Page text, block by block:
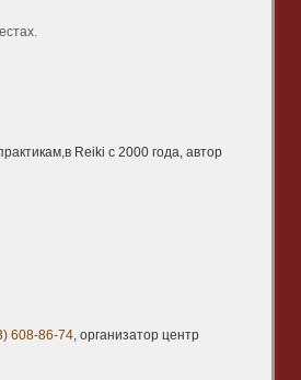
Reiki с 2000 года, автор
608-86-74 , организатор центр